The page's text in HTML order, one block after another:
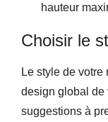
hauteur
Choisir le
Le style de votre
design global de
suggestions à